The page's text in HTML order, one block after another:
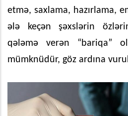
etmə, saxlama, hazırlama,
ələ keçən şəxslərin
qələmə verən “bariqa”
mümknüdür, göz ardına